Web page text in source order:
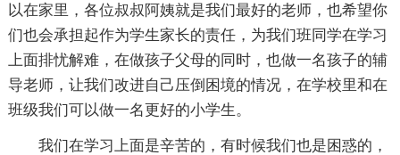
以在家里，各位叔叔阿姨就是我们最好的老师，也希望你
们也会承担起作为学生家长的责任，为我们班同学在学习
上面排忧解难，在做孩子父母的同时，也做一名孩子的辅
导老师，让我们改进自己压倒困境的情况，在学校里和在
班级我们可以做一名更好的小学生。
我们在学习上面是辛苦的，有时候我们也是困惑的，